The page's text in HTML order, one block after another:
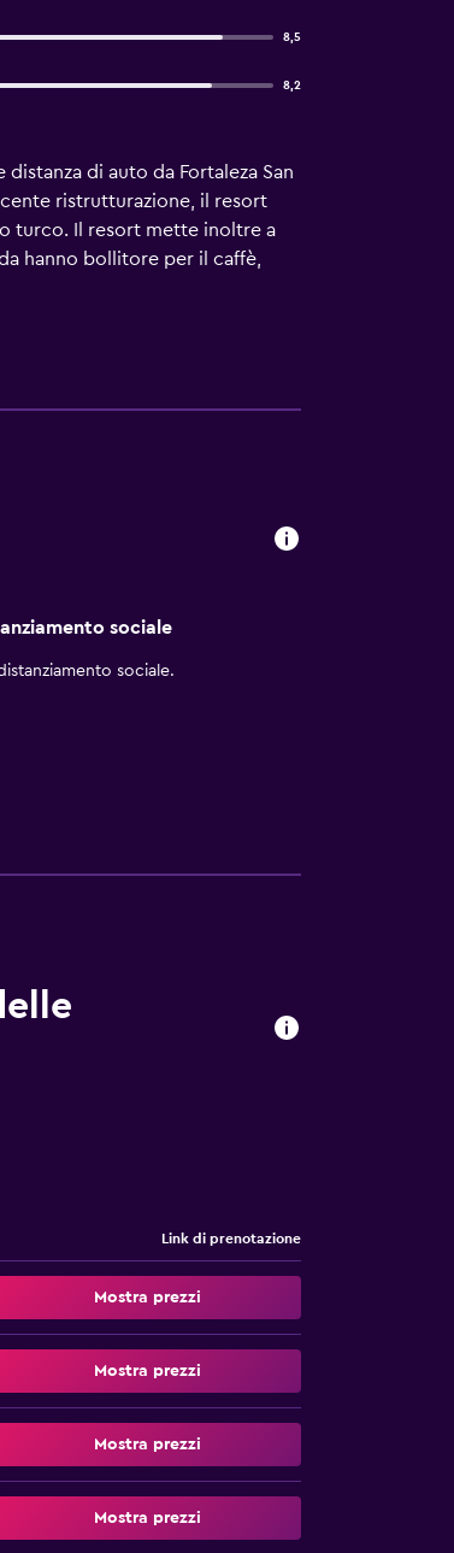
8,5
8,2
di auto da Fortaleza San
ristrutturazione, il resort
turco. Il resort mette inoltre a
hanno bollitore per il caffè,
sociale
sociale.
Link di prenotazione
Mostra prezzi
Mostra prezzi
Mostra prezzi
Mostra prezzi